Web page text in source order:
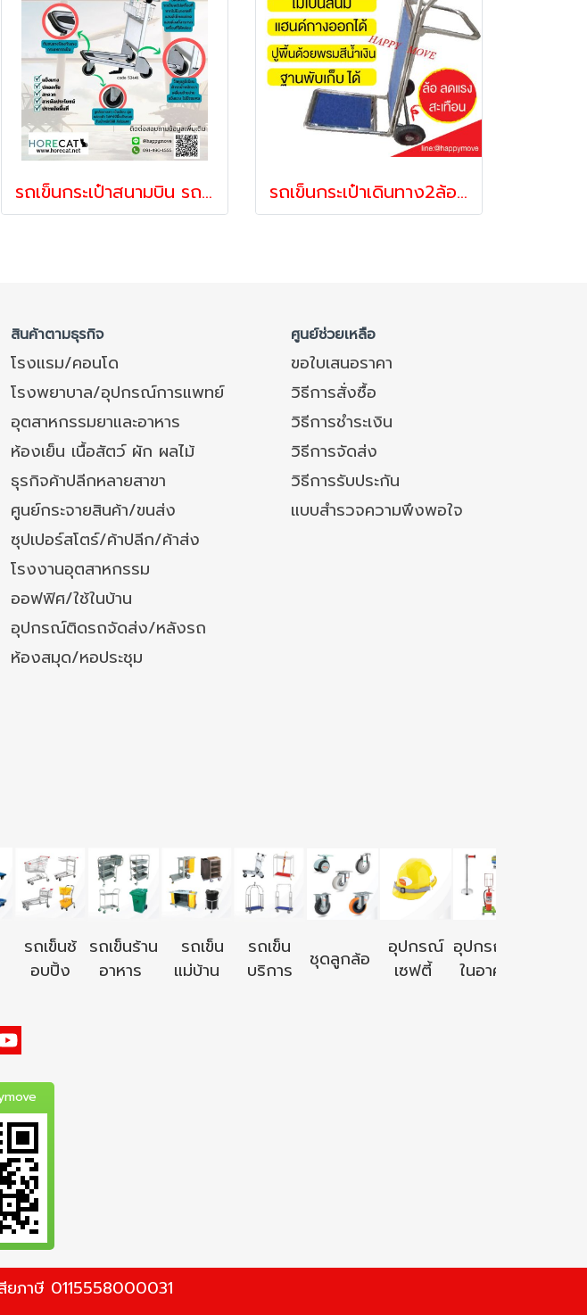
รถเข็นกระเป๋าสนามบิน รถเข็นขนกระเป๋า รถเข็นบรรทุกกระเป๋า รถเข็นสนามบิน Self-service Luggase Trolley Happy Move 53441 รถเข็นกระเป๋าเดินทาง2ล้อ รถเข็นสแตนเลส รถเข็นบริการลูกค้า รถเข็นโรงแรม รถเข็น2ล้อพับได้ Happy Move 24724
สินค้าตามธุรกิจ ศูนย์ช่วยเหลือ
โรงแรม/คอนโด
ขอใบเสนอราคา
โรงพยาบาล/อุปกรณ์การแพทย์
วิธีการสั่งซื้อ
อุตสาหกรรมยาและอาหาร
วิธีการชำระเงิน
ห้องเย็น เนื้อสัตว์ ผัก ผลไม้
วิธีการจัดส่ง
ธุรกิจค้าปลีกหลายสาขา
วิธีการรับประกัน
ศูนย์กระจายสินค้า/ขนส่ง
แบบสำรวจความพึงพอใจ
ซุปเปอร์สโตร์/ค้าปลีก/ค้าส่ง
โรงงานอุตสาหกรรม
ออฟฟิศ/ใช้ในบ้าน
อุปกรณ์ติดรถจัดส่ง/หลังรถ
ห้องสมุด/หอประชุม
รถเข็นช้
อบปิ้ง
รถเข็นร้าน
อาหาร
รถเข็น
แม่บ้าน
รถเข็น
บริการ
ชุดลูกล้อ
อุปกรณ์
เซฟตี้
อุปกรณ์ใช้
ในอาคาร
ภาษี 0115558000031